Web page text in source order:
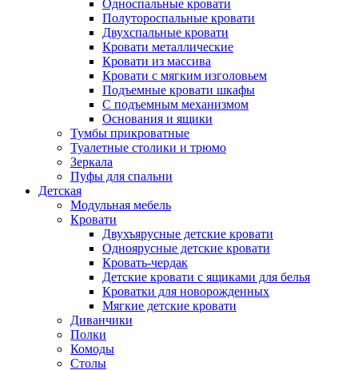
Односпальные кровати
Полутороспальные кровати
Двухспальные кровати
Кровати металлические
Кровати из массива
Кровати с мягким изголовьем
Подъемные кровати шкафы
С подъемным механизмом
Основания и ящики
Тумбы прикроватные
Туалетные столики и трюмо
Зеркала
Пуфы для спальни
Детская
Модульная мебель
Кровати
Двухъярусные детские кровати
Одноярусные детские кровати
Кровать-чердак
Детские кровати с ящиками для белья
Кроватки для новорожденных
Мягкие детские кровати
Диванчики
Полки
Комоды
Столы